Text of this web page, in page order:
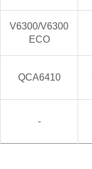
V6300/V6300
ECO
QCA6410
-